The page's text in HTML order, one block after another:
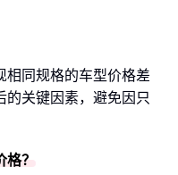
相同规格的车型价格差
的关键因素，避免因只
？